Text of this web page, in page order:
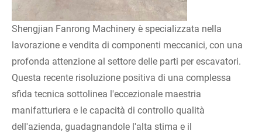
Shengjian Fanrong Machinery è specializzata nella
lavorazione e vendita di componenti meccanici, con una
profonda attenzione al settore delle parti per escavatori.
Questa recente risoluzione positiva di una complessa
sfida tecnica sottolinea l'eccezionale maestria
manifatturiera e le capacità di controllo qualità
dell'azienda, guadagnandole l'alta stima e il